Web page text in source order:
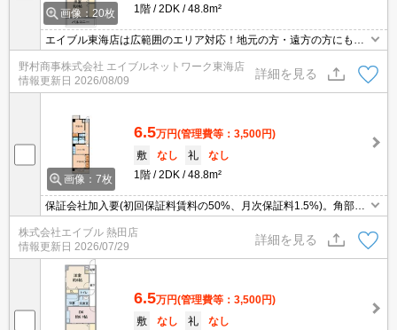
画像：20枚
1階
2DK 48.8m²
エイブル東海店は広範囲のエリア対応！地元の方・遠方の方にも公
平な視点で提案♪見るだけ・オンライン可！
野村商事株式会社 エイブルネットワーク東海店
情報更新日 2026/08/09
詳細を見る
画像：7枚
6.5万円(管理費等：3,500円)
敷
なし 礼
なし
1階
2DK 48.8m²
保証会社加入要(初回保証料賃料の50%、月次保証料1.5%)。角部
屋。経済的な都市ガス使用。インターホン付き。シューズボックス
付き。独立洗面台付き。室内に洗濯機置場あり。バス・トイレ別。
株式会社エイブル 熱田店
情報更新日 2026/07/29
詳細を見る
6.5万円(管理費等：3,500円)
敷
なし 礼 なし